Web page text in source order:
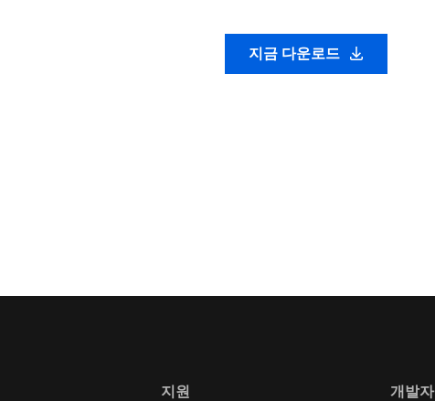
지금 다운로드
지원
개발자